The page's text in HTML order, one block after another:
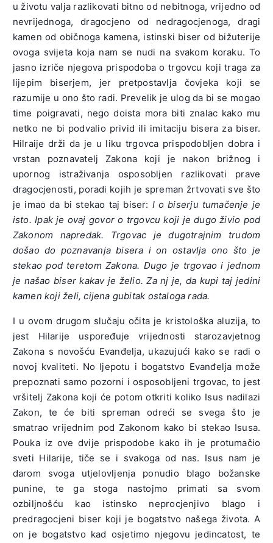
u životu valja razlikovati bitno od nebitnoga, vrijedno od
nevrijednoga, dragocjeno od nedragocjenoga, dragi
kamen od običnoga kamena, istinski biser od bižuterije
ovoga svijeta koja nam se nudi na svakom koraku. To
jasno izriče njegova prispodoba o trgovcu koji traga za
lijepim biserjem, jer pretpostavlja čovjeka koji se
razumije u ono što radi. Prevelik je ulog da bi se mogao
time poigravati, nego doista mora biti znalac kako mu
netko ne bi podvalio privid ili imitaciju bisera za biser.
Hilraije drži da je u liku trgovca prispodobljen dobra i
vrstan poznavatelj Zakona koji je nakon brižnog i
upornog istraživanja osposobljen razlikovati prave
dragocjenosti, poradi kojih je spreman žrtvovati sve što
je imao da bi stekao taj biser: I o biserju tumačenje je
isto. Ipak je ovaj govor o trgovcu koji je dugo živio pod
Zakonom napredak. Trgovac je dugotrajnim trudom
došao do poznavanja bisera i on ostavlja ono što je
stekao pod teretom Zakona. Dugo je trgovao i jednom
je našao biser kakav je želio. Za nj je, da kupi taj jedini
kamen koji želi, cijena gubitak ostaloga rada.
I u ovom drugom slučaju očita je kristološka aluzija, to
jest Hilarije uspoređuje vrijednosti starozavjetnog
Zakona s novošću Evanđelja, ukazujući kako se radi o
novoj kvaliteti. No ljepotu i bogatstvo Evanđelja može
prepoznati samo pozorni i osposobljeni trgovac, to jest
vršitelj Zakona koji će potom otkriti koliko Isus nadilazi
Zakon, te će biti spreman odreći se svega što je
smatrao vrijednim pod Zakonom kako bi stekao Isusa.
Pouka iz ove dvije prispodobe kako ih je protumačio
sveti Hilarije, tiče se i svakoga od nas. Isus nam je
darom svoga utjelovljenja ponudio blago božanske
punine, te ga stoga nastojmo primati sa svom
ozbiljnošću kao istinsko neprocjenjivo blago i
predragocjeni biser koji je bogatstvo našega života. A
on je bogatstvo kad osjetimo njegovu jedincatost, te